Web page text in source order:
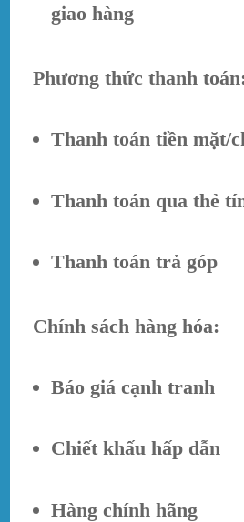
giao hàng
Phương thức thanh
Thanh toán tiền mặt/
Thanh toán qua thẻ
Thanh toán trả góp
Chính sách hàng hóa:
Báo giá cạnh tranh
Chiết khấu hấp dẫn
Hàng chính hãng